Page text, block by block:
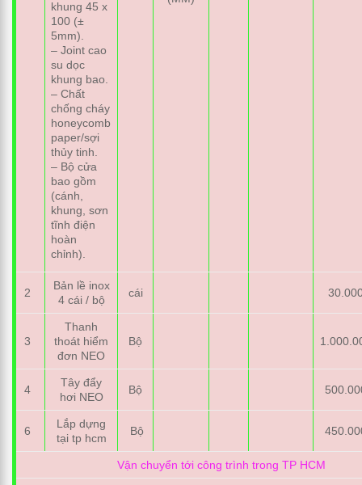
khung 45 x
100 (±
5mm).
– Joint cao
su dọc
khung bao.
– Chất
chống cháy
honeycomb
paper/sợi
thủy tinh.
– Bộ cửa
bao gồm
(cánh,
khung, sơn
tĩnh điện
hoàn
chỉnh).
2
Bản lề inox
4 cái / bộ
cái
3
Thanh
thoát hiểm
đơn NEO
Bộ
4
Tây đẩy
hơi NEO
Bộ
6
Lắp dựng
tại tp hcm
Bộ
Vận chuyển tới công trình trong TP HCM